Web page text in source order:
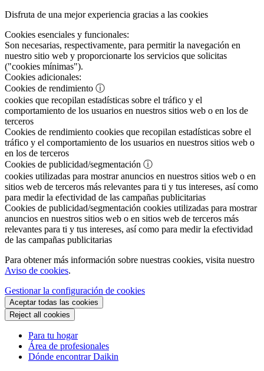
Disfruta de una mejor experiencia gracias a las cookies
Cookies esenciales y funcionales:
Son necesarias, respectivamente, para permitir la navegación en
nuestro sitio web y proporcionarte los servicios que solicitas
("cookies mínimas").
Cookies adicionales:
Cookies de rendimiento ⓘ
cookies que recopilan estadísticas sobre el tráfico y el
comportamiento de los usuarios en nuestros sitios web o en los de
terceros
Cookies de rendimiento cookies que recopilan estadísticas sobre el
tráfico y el comportamiento de los usuarios en nuestros sitios web o
en los de terceros
Cookies de publicidad/segmentación ⓘ
cookies utilizadas para mostrar anuncios en nuestros sitios web o en
sitios web de terceros más relevantes para ti y tus intereses, así como
para medir la efectividad de las campañas publicitarias
Cookies de publicidad/segmentación cookies utilizadas para mostrar
anuncios en nuestros sitios web o en sitios web de terceros más
relevantes para ti y tus intereses, así como para medir la efectividad
de las campañas publicitarias
Para obtener más información sobre nuestras cookies, visita nuestro
Aviso de cookies.
Gestionar la configuración de cookies
Aceptar todas las cookies
Reject all cookies
Para tu hogar
Área de profesionales
Dónde encontrar Daikin